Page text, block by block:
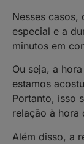
Nesses casos,
especial e a
minutos em
Ou seja, a
estamos
Portanto, isso
relação à hora
Além disso, a